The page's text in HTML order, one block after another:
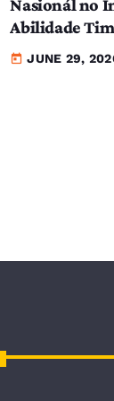
Nasionál no
Abilidade
today JUNE 29,